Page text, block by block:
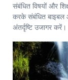
संबंधित विषयों और
करके संबंधित बाइबल
अंतर्दृष्टि उजागर करें।